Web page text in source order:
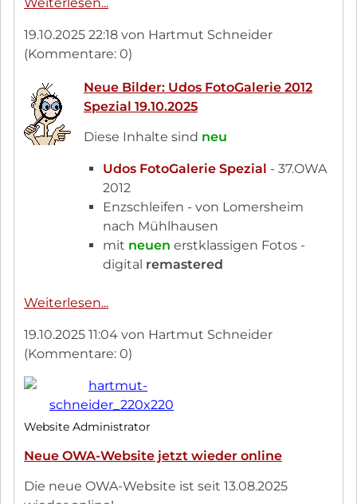
Udos
FotoGalerie
2014
Spezial
22.10.2025
19.10.2025 22:18 von Hartmut Schneider
(Kommentare: 0)
Neue Bilder: Udos FotoGalerie 2012
Spezial 19.10.2025
Diese Inhalte sind neu
Udos FotoGalerie Spezial - 37.OWA
2012
Enzschleifen - von Lomersheim
nach Mühlhausen
mit neuen erstklassigen Fotos -
digital remastered
Weiterlesen...Neue
Udos
FotoGalerie
2012
Spezial
19.10.2025 11:04 von Hartmut Schneider
(Kommentare: 0)
Website Administrator
Neue OWA-Website jetzt wieder online
Die neue OWA-Website ist seit 13.08.2025